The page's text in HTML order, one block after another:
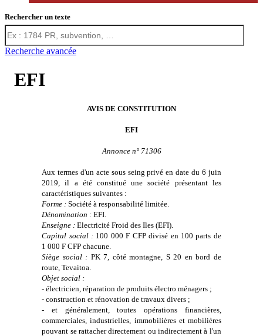
Rechercher un texte
Recherche avancée
EFI
AVIS DE CONSTITUTION
EFI
Annonce n° 71306
Aux termes d'un acte sous seing privé en date du 6 juin
2019, il a été constitué une société présentant les
caractéristiques suivantes :
Forme : Société à responsabilité limitée.
Dénomination : EFI
Enseigne : Electricité Froid des Iles (EFI).
Capital social : 100 000 F CFP divisé en 100 parts de
1 000 F CFP chacune.
Siège social : PK 7, côté montagne, S 20 en bord de
route, Tevaitoa.
Objet social :
- électricien, réparation de produits électro ménagers ;
- construction et rénovation de travaux divers ;
- et généralement, toutes opérations financières,
commerciales, industrielles, immobilières et mobilières
pouvant se rattacher directement ou indirectement à l'un